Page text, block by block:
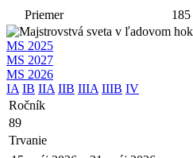
Priemer 185
MS 2025
MS 2027
MS 2026
IA IB IIA IIB IIIA IIIB IV
Ročník
89
Trvanie